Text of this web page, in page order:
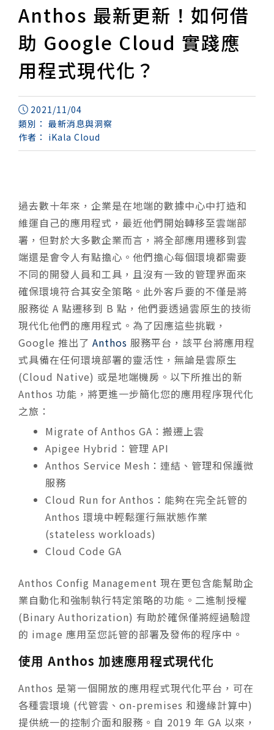
Anthos 最新更新！如何借
助 Google Cloud 實踐應
用程式現代化？
2021/11/04
類別： 最新消息與洞察
作者： iKala Cloud
過去數十年來，企業是在地端的數據中心中打造和
維運自己的應用程式，最近他們開始轉移至雲端部
署，但對於大多數企業而言，將全部應用遷移到雲
端還是會令人有點擔心。他們擔心每個環境都需要
不同的開發人員和工具，且沒有一致的管理界面來
確保環境符合其安全策略。此外客戶要的不僅是將
服務從 A 點遷移到 B 點，他們要透過雲原生的技術
現代化他們的應用程式。為了因應這些挑戰，
Google 推出了 Anthos 服務平台，該平台將應用程
式具備在任何環境部署的靈活性，無論是雲原生
(Cloud Native) 或是地端機房。以下所推出的新
Anthos 功能，將更進一步簡化您的應用程序現代化
之旅：
Migrate of Anthos GA：搬遷上雲
Apigee Hybrid：管理 API
Anthos Service Mesh：連結、管理和保護微
服務
Cloud Run for Anthos：能夠在完全託管的
Anthos 環境中輕鬆運行無狀態作業
(stateless workloads)
Cloud Code GA
Anthos Config Management 現在更包含能幫助企
業自動化和強制執行特定策略的功能。二進制授權
(Binary Authorization) 有助於確保僅將經過驗證
的 image 應用至您託管的部署及發佈的程序中。
使用 Anthos 加速應用程式現代化
Anthos 是第一個開放的應用程式現代化平台，可在
各種雲環境 (代管雲、on-premises 和邊緣計算中)
提供統一的控制介面和服務。自 2019 年 GA 以來，